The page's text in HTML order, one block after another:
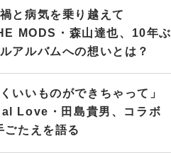
と病気を乗り越えて
MODS・森山達也、10年ぶ
アルバムへの想いとは？
くいいものができちゃって」
Love・田島貴男、コラボ
ごたえを語る